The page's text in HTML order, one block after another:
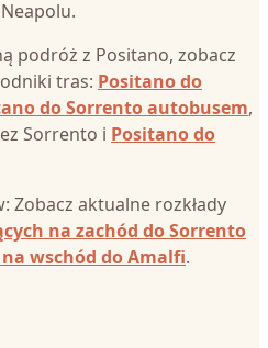
podróż z Positano, zobacz
tras: Positano do
do Sorrento autobusem,
Sorrento i Positano do
Zobacz aktualne rozkłady
na zachód do Sorrento
wschód do Amalfi.